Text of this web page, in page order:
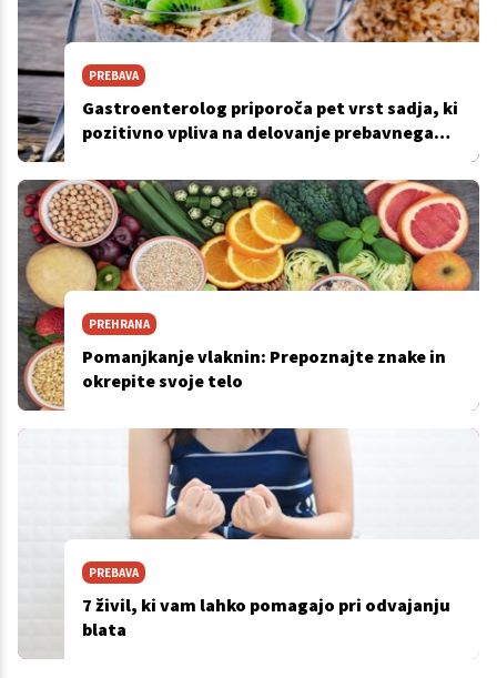
PREBAVA
Gastroenterolog priporoča pet vrst sadja, ki
pozitivno vpliva na delovanje prebavnega
PREHRANA
Pomanjkanje vlaknin: Prepoznajte znake in
okrepite svoje telo
PREBAVA
7 živil, ki vam lahko pomagajo pri odvajanju
blata